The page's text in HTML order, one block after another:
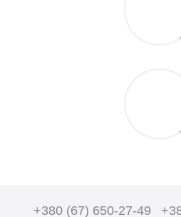
+380 (67) 650-27-49